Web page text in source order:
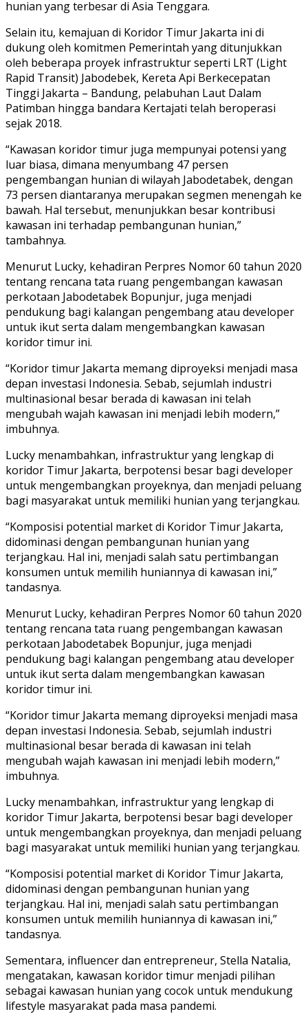
hunian yang terbesar di Asia Tenggara.
Selain itu, kemajuan di Koridor Timur Jakarta ini di
dukung oleh komitmen Pemerintah yang ditunjukkan
oleh beberapa proyek infrastruktur seperti LRT (Light
Rapid Transit) Jabodebek, Kereta Api Berkecepatan
Tinggi Jakarta – Bandung, pelabuhan Laut Dalam
Patimban hingga bandara Kertajati telah beroperasi
sejak 2018.
“Kawasan koridor timur juga mempunyai potensi yang
luar biasa, dimana menyumbang 47 persen
pengembangan hunian di wilayah Jabodetabek, dengan
73 persen diantaranya merupakan segmen menengah ke
bawah. Hal tersebut, menunjukkan besar kontribusi
kawasan ini terhadap pembangunan hunian,”
tambahnya.
Menurut Lucky, kehadiran Perpres Nomor 60 tahun 2020
tentang rencana tata ruang pengembangan kawasan
perkotaan Jabodetabek Bopunjur, juga menjadi
pendukung bagi kalangan pengembang atau developer
untuk ikut serta dalam mengembangkan kawasan
koridor timur ini.
“Koridor timur Jakarta memang diproyeksi menjadi masa
depan investasi Indonesia. Sebab, sejumlah industri
multinasional besar berada di kawasan ini telah
mengubah wajah kawasan ini menjadi lebih modern,”
imbuhnya.
Lucky menambahkan, infrastruktur yang lengkap di
koridor Timur Jakarta, berpotensi besar bagi developer
untuk mengembangkan proyeknya, dan menjadi peluang
bagi masyarakat untuk memiliki hunian yang terjangkau.
“Komposisi potential market di Koridor Timur Jakarta,
didominasi dengan pembangunan hunian yang
terjangkau. Hal ini, menjadi salah satu pertimbangan
konsumen untuk memilih huniannya di kawasan ini,”
tandasnya.
Menurut Lucky, kehadiran Perpres Nomor 60 tahun 2020
tentang rencana tata ruang pengembangan kawasan
perkotaan Jabodetabek Bopunjur, juga menjadi
pendukung bagi kalangan pengembang atau developer
untuk ikut serta dalam mengembangkan kawasan
koridor timur ini.
“Koridor timur Jakarta memang diproyeksi menjadi masa
depan investasi Indonesia. Sebab, sejumlah industri
multinasional besar berada di kawasan ini telah
mengubah wajah kawasan ini menjadi lebih modern,”
imbuhnya.
Lucky menambahkan, infrastruktur yang lengkap di
koridor Timur Jakarta, berpotensi besar bagi developer
untuk mengembangkan proyeknya, dan menjadi peluang
bagi masyarakat untuk memiliki hunian yang terjangkau.
“Komposisi potential market di Koridor Timur Jakarta,
didominasi dengan pembangunan hunian yang
terjangkau. Hal ini, menjadi salah satu pertimbangan
konsumen untuk memilih huniannya di kawasan ini,”
tandasnya.
Sementara, influencer dan entrepreneur, Stella Natalia,
mengatakan, kawasan koridor timur menjadi pilihan
sebagai kawasan hunian yang cocok untuk mendukung
lifestyle masyarakat pada masa pandemi.